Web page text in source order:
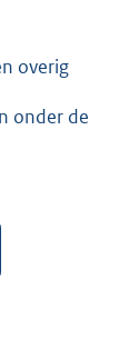
overig
onder de